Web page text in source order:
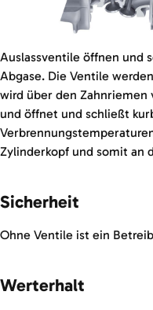
Auslassventile öffnen und
Abgase. Die Ventile
wird über den Zahnriemen
und öffnet und schließt
Zylinderkopf und somit an
Sicherheit
Ohne Ventile ist ein
Werterhalt